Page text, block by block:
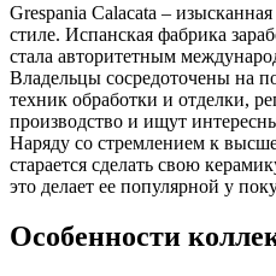
Grespania Calacata –
стиле. Испанская фабрика
стала авторитетным
Владельцы сосредоточены на
техник обработки и отделки,
производство и ищут
Наряду со стремлением к
старается сделать свою
это делает ее популярной у
Особенности